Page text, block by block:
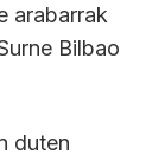
arabarrak
Bilbao
duten